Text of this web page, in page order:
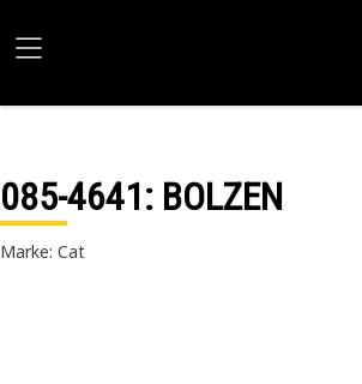
085-4641: BOLZEN
Marke: Cat